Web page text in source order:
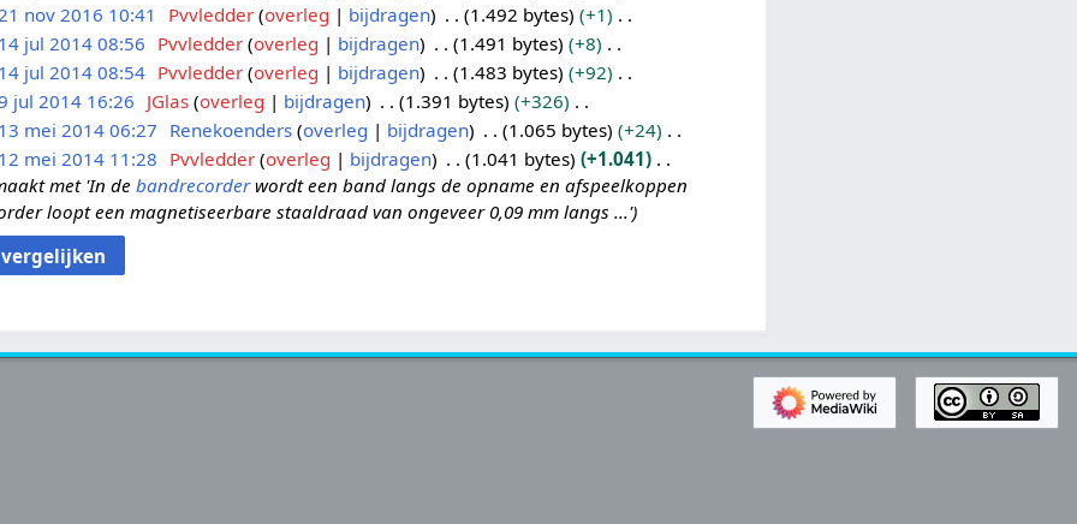
nov 2016 10:41 Pvvledder overleg bijdragen 1.492 bytes
+1
14 jul 2014 08:56 Pvvledder overleg bijdragen 1.491 bytes
+8
14 jul 2014 08:54 Pvvledder overleg bijdragen 1.483 bytes
+92
jul 2014 16:26 JGlas overleg bijdragen 1.391 bytes
+326
13 mei 2014 06:27 Renekoenders overleg bijdragen 1.065 bytes
+24
12 mei 2014 11:28 Pvvledder overleg bijdragen 1.041 bytes
+1.041
met 'In de bandrecorderwordt een band langs de opname en afspeelkoppen
loopt een magnetiseerbare staaldraad van ongeveer 0,09 mm langs ...'